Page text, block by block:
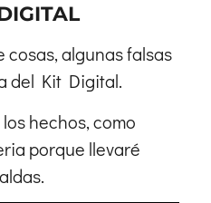
cosas, algunas falsas
del Kit Digital.
hechos, como
porque llevaré